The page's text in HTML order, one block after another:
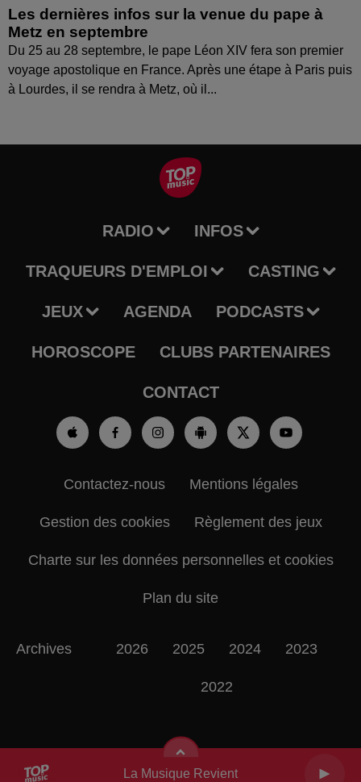
La Musique Revient
Les dernières infos sur la venue du pape à
Metz en septembre
Du 25 au 28 septembre, le pape Léon XIV fera son premier
voyage apostolique en France. Après une étape à Paris puis
à Lourdes, il se rendra à Metz, où il...
RADIO INFOS
TRAQUEURS D'EMPLOI CASTING
JEUX AGENDA PODCASTS
HOROSCOPE CLUBS PARTENAIRES
CONTACT
Contactez-nous Mentions légales
Gestion des cookies Règlement des jeux
Charte sur les données personnelles et cookies
Plan du site
Archives 2026 2025 2024 2023
2022